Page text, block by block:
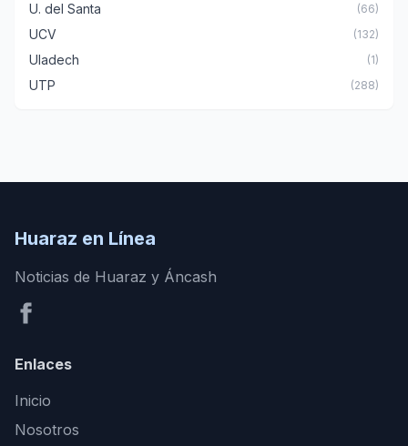
U. del Santa (66)
UCV (132)
Uladech (1)
UTP (288)
Huaraz en Línea
Noticias de Huaraz y Áncash
Enlaces
Inicio
Nosotros